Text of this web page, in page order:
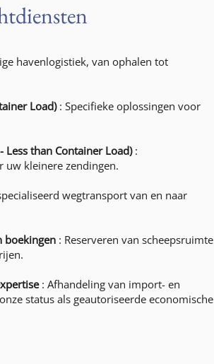
havenlogistiek, van ophalen tot
Load): Specifieke oplossingen voor
Less than Container Load):
uw kleinere zendingen.
wegtransport van en naar
boekingen : Reserveren van scheepsruimte
: Afhandeling van import- en
status als geautoriseerde economische